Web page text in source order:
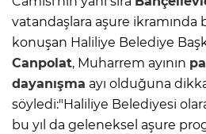
vatandaşlara aşure
konuşan Haliliye Belediye
Canpolat, Muharrem ayının
dayanışma ayı olduğuna
söyledi:"Haliliye Belediyesi
bu yıl da geleneksel aşure